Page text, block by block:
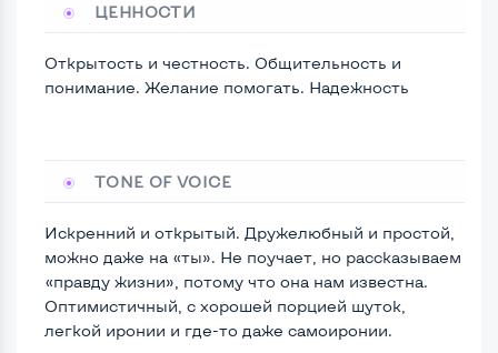
ЦЕННОСТИ
Открытость и честность. Общительность и
понимание. Желание помогать. Надежность
TONE OF VOICE
Искренний и открытый. Дружелюбный и простой,
можно даже на «ты». Не поучает, но рассказываем
«правду жизни», потому что она нам известна.
Оптимистичный, с хорошей порцией шуток,
легкой иронии и где-то даже самоиронии.